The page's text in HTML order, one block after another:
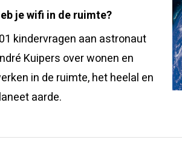
je wifi in de ruimte?
kindervragen aan astronaut
Kuipers over wonen en
in de ruimte, het heelal en
aarde.